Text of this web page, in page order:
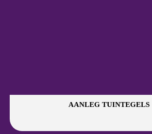
AANLEG TUINTEGELS